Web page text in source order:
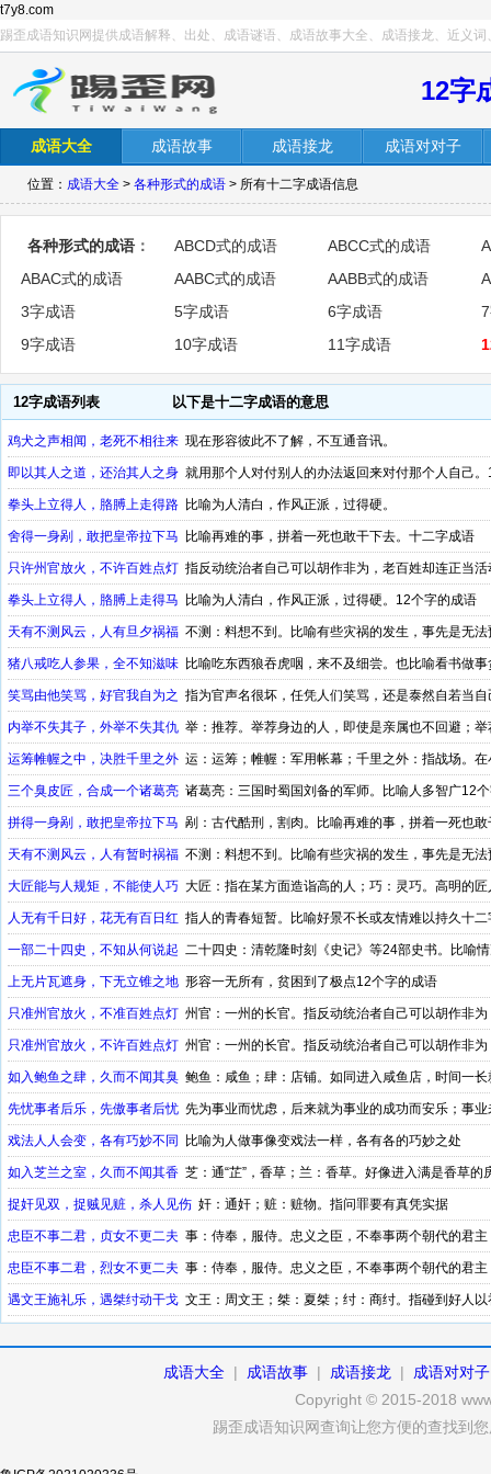
t7y8.com
踢歪成语知识网提供成语解释、出处、成语谜语、成语故事大全、成语接龙、近义
12字
成语大全 成语故事 成语接龙 成语对对子
位置： 成语大全 > 各种形式的成语 > 所有十二字成语信息
各种形式的成语 ： ABCD式的成语 ABCC式的成语
ABAC式的成语
AABC式的成语 AABB式的成语
3字成语
5字成语 6字成语
9字成语
10字成语 11字成语
12字成语列表 以下是十二字成语的意思
鸡犬之声相闻，老死不相往来 现在形容彼此不了解，不互通音讯。
即以其人之道，还治其人之身 就用那个人对付别人的办法返回来对付那个人自己
拳头上立得人，胳膊上走得路 比喻为人清白，作风正派，过得硬。
舍得一身剐，敢把皇帝拉下马 比喻再难的事，拼着一死也敢干下去。十二字成语
只许州官放火，不许百姓点灯 指反动统治者自己可以胡作非为，老百姓却连正当
拳头上立得人，胳膊上走得马 比喻为人清白，作风正派，过得硬。12个字的成语
天有不测风云，人有旦夕祸福 不测：料想不到。比喻有些灾祸的发生，事先是无法
猪八戒吃人参果，全不知滋味 比喻吃东西狼吞虎咽，来不及细尝。也比喻看书做
笑骂由他笑骂，好官我自为之 指为官声名很坏，任凭人们笑骂，还是泰然自若当自
内举不失其子，外举不失其仇 举：推荐。举荐身边的人，即使是亲属也不回避；
私。十二字成语
运筹帷幄之中，决胜千里之外 运：运筹；帷幄：军用帐幕；千里之外：指战场。
场上的胜负
三个臭皮匠，合成一个诸葛亮 诸葛亮：三国时蜀国刘备的军师。比喻人多智广12
拼得一身剐，敢把皇帝拉下马 剐：古代酷刑，割肉。比喻再难的事，拼着一死也敢
天有不测风云，人有暂时祸福 不测：料想不到。比喻有些灾祸的发生，事先是无
大匠能与人规矩，不能使人巧 大匠：指在某方面造诣高的人；巧：灵巧。高明的
努力，不能单依靠客观条件
人无有千日好，花无有百日红 指人的青春短暂。比喻好景不长或友情难以持久十二
一部二十四史，不知从何说起 二十四史：清乾隆时刻《史记》等24部史书。比喻
上无片瓦遮身，下无立锥之地 形容一无所有，贫困到了极点12个字的成语
只准州官放火，不准百姓点灯 州官：一州的长官。指反动统治者自己可以胡作非
只准州官放火，不许百姓点灯 州官：一州的长官。指反动统治者自己可以胡作非
如入鲍鱼之肆，久而不闻其臭 鲍鱼：咸鱼；肆：店铺。如同进入咸鱼店，时间一
先忧事者后乐，先傲事者后忧 先为事业而忧虑，后来就为事业的成功而安乐；事
戏法人人会变，各有巧妙不同 比喻为人做事像变戏法一样，各有各的巧妙之处
如入芝兰之室，久而不闻其香 芝：通“芷”，香草；兰：香草。好像进入满是香草
久了，习以为常12个字的成语
捉奸见双，捉贼见赃，杀人见伤 奸：通奸；赃：赃物。指问罪要有真凭实据
忠臣不事二君，贞女不更二夫 事：侍奉，服侍。忠义之臣，不奉事两个朝代的君
成语
忠臣不事二君，烈女不更二夫 事：侍奉，服侍。忠义之臣，不奉事两个朝代的君
遇文王施礼乐，遇桀纣动干戈 文王：周文王；桀：夏桀；纣：商纣。指碰到好人
成语大全 | 成语故事 | 成语接龙 |
成语对对子
Copyright © 2015-2018
踢歪成语知识网查询让您方便的查找到